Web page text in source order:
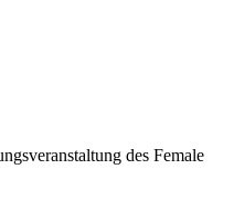
des Female